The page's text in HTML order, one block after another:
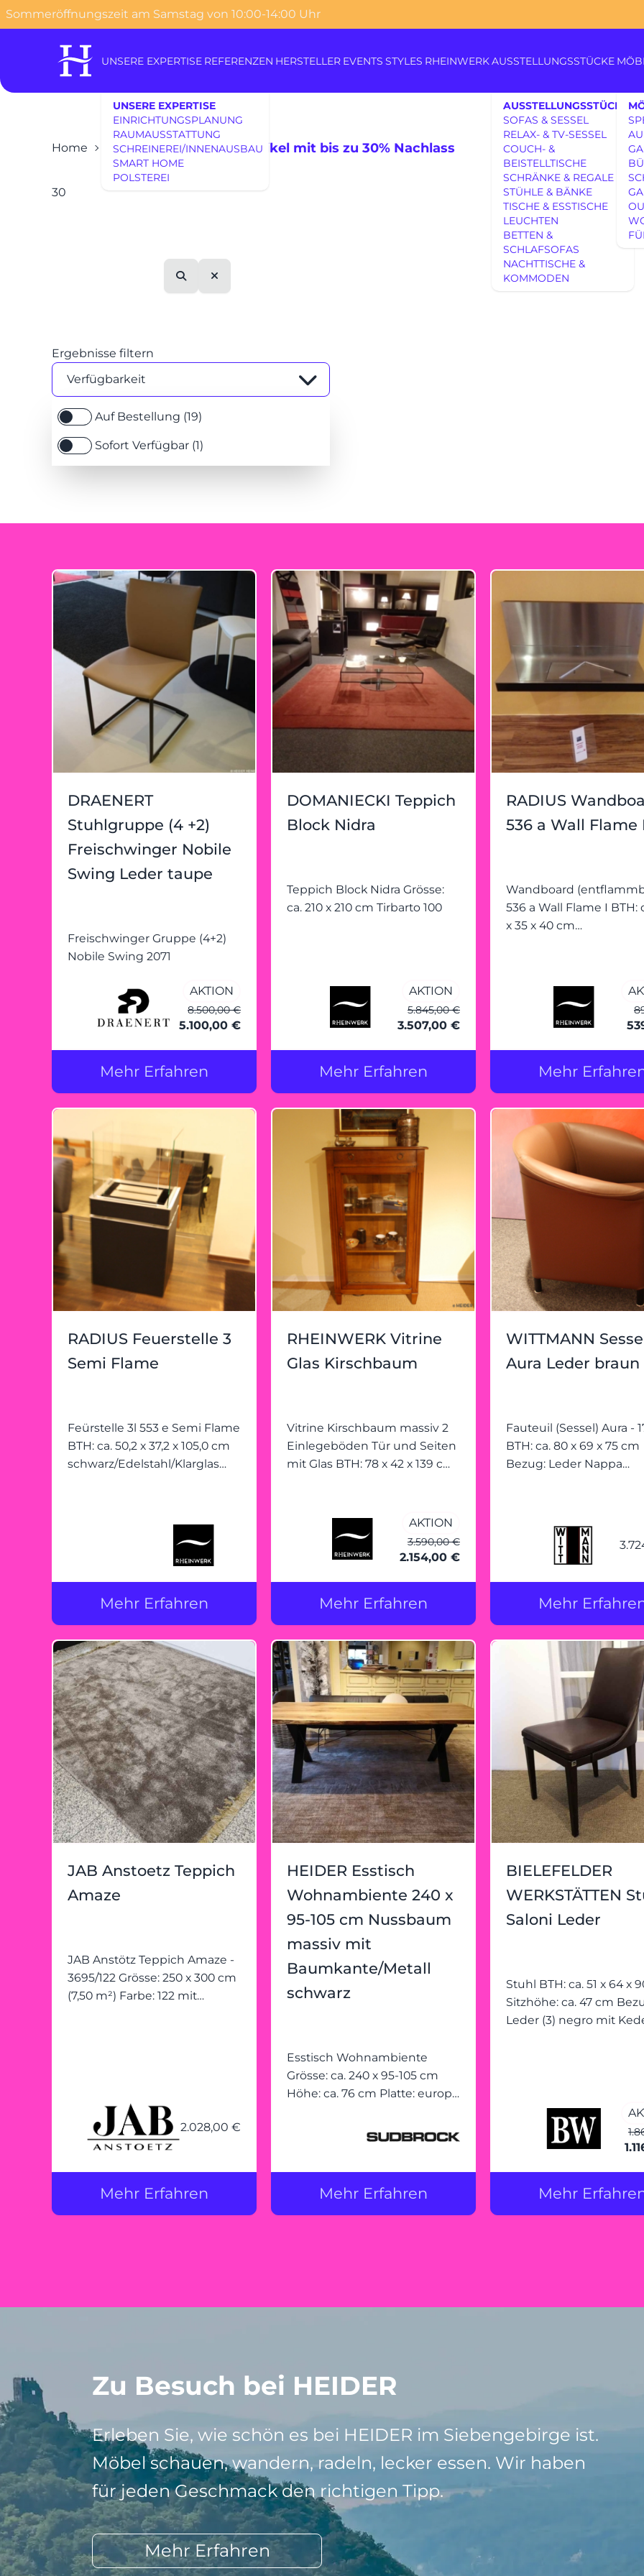
content
Sommeröffnungszeit am Samstag von 10:00-14:00 Uhr
UNSERE EXPERTISE
UNSERE EXPERTISE
EINRICHTUNGSPLANUNG
RAUMAUSSTATTUNG
SCHREINEREI/INNENAUSBAU
SMART HOME
POLSTEREI
REFERENZEN HERSTELLER EVENTS STYLES RHEINWERKAUSSTELLUNGSSTÜCKE
AUSSTELLUNGSSTÜCKE
SOFAS & SESSEL
RELAX- & TV-SESSEL
COUCH- &
BEISTELLTISCHE
SCHRÄNKE & REGALE
STÜHLE & BÄNKE
TISCHE & ESSTISCHE
LEUCHTEN
BETTEN &
SCHLAFSOFAS
NACHTTISCHE &
KOMMODEN
UNSERE EXPERTISE
AUSSTELLUNGSSTÜCKE
AUSSTELLUNGSSTÜCKE
Home Design Lagerverkauf Artikel mit bis zu 30% Nachlass
30
SucheLeeren
Ergebnisse filtern
Verfügbarkeit
Auf Bestellung (19)
Sofort Verfügbar (1)
DRAENERT
Stuhlgruppe (4 +2)
Freischwinger Nobile
Swing Leder taupe
Freischwinger Gruppe (4+2)
Nobile Swing 2071
AKTION
8.500,00 €
5.100,00 €
Mehr Erfahren
DOMANIECKI Teppich
Block Nidra
Teppich Block Nidra Grösse:
ca. 210 x 210 cm Tirbarto 100
AKTION
5.845,00 €
3.507,00 €
Mehr Erfahren
RADIUS
536 a Wall Flame
Wandboard
536 a Wall Flame I BTH: ca. 80
x 35 x 40 cm
Ethanol betreibbar
Mehr
RADIUS Feuerstelle 3
Semi Flame
Feürstelle 3l 553 e Semi Flame
BTH: ca. 50,2 x 37,2 x 105,0 cm
schwarz/Edelstahl/Klarglas
Mehr Erfahren
RHEINWERK Vitrine
Glas Kirschbaum
Vitrine Kirschbaum massiv 2
Einlegeböden Tür und Seiten
mit Glas BTH: 78 x 42 x 139 cm
AKTION
3.590,00 €
2.154,00 €
Mehr Erfahren
WITTMANN
Aura Leder braun
Fauteuil (Sessel) Aura - 1712
BTH: ca. 80 x 69 x 75 cm
Bezug: Leder Nappa
Gleiter: chromfarben
Mehr
JAB Anstoetz Teppich
Amaze
JAB Anstötz Teppich Amaze -
3695/122 Grösse: 250 x 300 cm
(7,50 m²) Farbe: 122 mit
2.028,00 €
Mehr Erfahren
HEIDER Esstisch
Wohnambiente 240 x
95-105 cm Nussbaum
massiv mit
Baumkante/Metall
schwarz
Esstisch Wohnambiente
Grösse: ca. 240 x 95-105 cm
Höhe: ca. 76 cm Platte: europ.
mit Baumkante - Astlöcher
Mehr Erfahren
BIELEFELDER
WERKSTÄTTEN
Saloni Leder
Stuhl BTH: ca. 51 x 64 x 90 cm
Sitzhöhe: ca. 47 cm Bezug:
Leder (3) negro mit Keder
Mehr
Zu Besuch bei HEIDER
Erleben Sie, wie schön es bei HEIDER im Siebengebirge ist.
Möbel schauen, wandern, radeln, lecker essen. Wir haben
für jeden Geschmack den richtigen Tipp.
Mehr Erfahren
Königswinterer Str. 319
53639 Königswinter-
0 22 23 - 91 89 0
Di.-Fr. 10-18 Uhr
Sa. 10-17 Uhr
Montag geschlossen